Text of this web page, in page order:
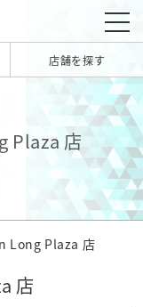
店舗を探す
Plaza 店
Long Plaza 店
店